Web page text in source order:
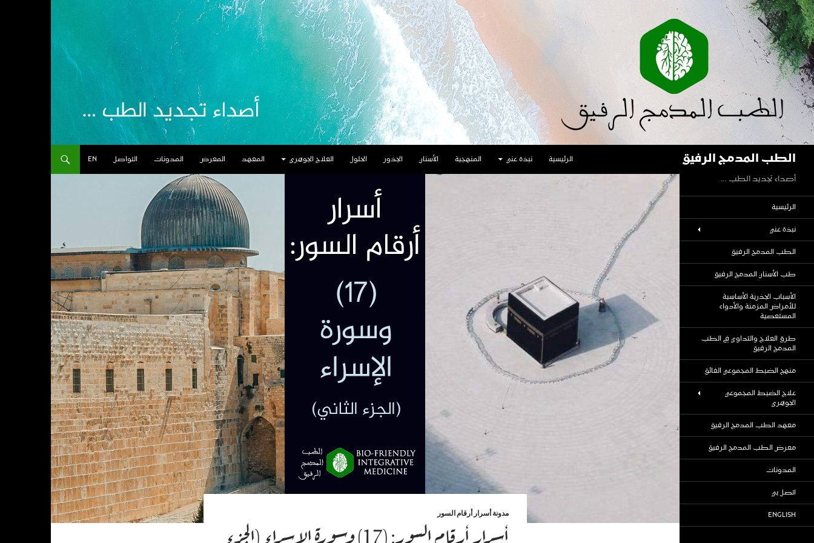
انتقل
إلى
المحتوى
الطب المدمج الرفيق
بحث
الرئيسية نبذة عني المنهجية الأسنان الجذور الحلول العلاج الجوهري المعهد المعرض المدونات التواصل EN
مدونة أسرار أرقام السور
أسرار أرقام السور: (17) وسورة الإسراء (الجزء
أصداء تجديد الطب …
الرئيسية
نبذة عني
الطب المدمج الرفيق
طب الأسنان المدمج الرفيق
الأسباب الجذرية الأساسية
للأمراض المزمنة والأدواء
المستعصية
طرق العلاج والتداوي في الطب
المدمج الرفيق
منهج الضبط المجموعي الفائق
علاج الضبط المجموعي
الجوهري
معهد الطب المدمج الرفيق
معرض الطب المدمج الرفيق
المدونات
اتصل بي
ENGLISH